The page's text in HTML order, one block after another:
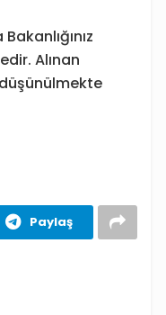
Alınan
Paylaş